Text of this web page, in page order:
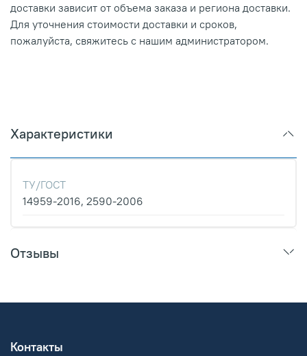
доставки зависит от объема заказа и региона доставки.
Для уточнения стоимости доставки и сроков,
пожалуйста, свяжитесь с нашим администратором.
Характеристики
ТУ/ГОСТ
14959-2016, 2590-2006
Отзывы
Контакты